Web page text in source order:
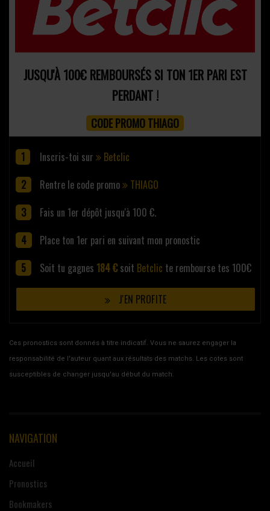
JUSQU'À 100€ REMBOURSÉS SI TON 1ER PARI EST
PERDANT !
CODE PROMO THIAGO
Inscris-toi sur
Betclic
Rentre le code promo
THIAGO
Fais un 1er dépôt jusqu'à 100 €.
Place ton 1er pari en suivant mon pronostic
Soit tu gagnes 184 € soit Betclic te rembourse tes 100€
J'EN PROFITE
Ces pronostics sont donnés à titre indicatif. Vous ne saurez engager la
responsabilité de l'auteur quant aux résultats des matchs. Les cotes sont
susceptibles de changer jusqu'au début du match.
NAVIGATION
Accueil
Pronostics
Bookmakers